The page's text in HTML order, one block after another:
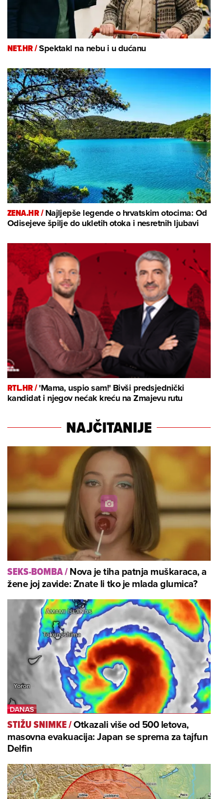
NET.HR /Spektakl na nebu i u dućanu
ZENA.HR /Najljepše legende o hrvatskim otocima: Od
Odisejeve špilje do ukletih otoka i nesretnih ljubavi
RTL.HR /'Mama, uspio sam!' Bivši predsjednički
kandidat i njegov nećak kreću na Zmajevu rutu
NAJČITANIJE
SEKS-BOMBA/Nova je tiha patnja muškaraca, a
žene joj zavide: Znate li tko je mlada glumica?
STIŽU SNIMKE/Otkazali više od 500 letova,
masovna evakuacija: Japan se sprema za tajfun
Delfin